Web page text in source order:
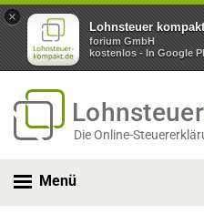
×
Lohnsteuer
forium GmbH
kostenlos - In Google
Lohnsteuer
Die Online-
Menü